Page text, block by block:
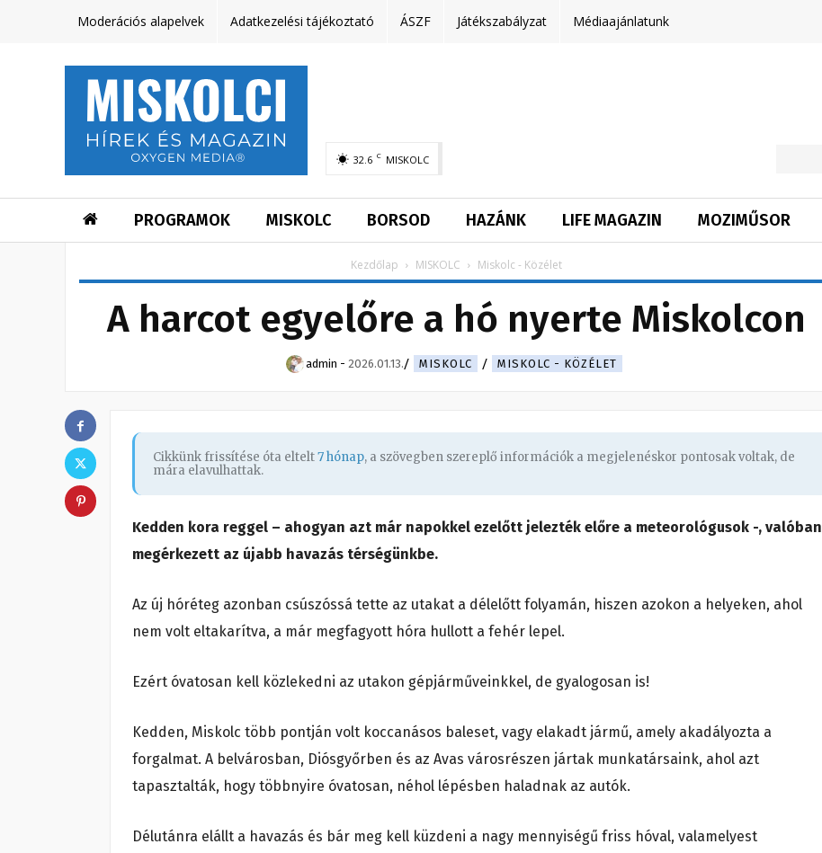
Moderációs alapelvek Adatkezelési tájékoztató ÁSZF Játékszabályzat Médiaajánlatunk
32.6 C MISKOLC
PROGRAMOK MISKOLC BORSOD HAZÁNK LIFE MAGAZIN MOZIMŰSOR
Kezdőlap MISKOLC Miskolc - Közélet
A harcot egyelőre a hó nyerte Miskolcon
admin - 2026.01.13. MISKOLC MISKOLC - KÖZÉLET
Cikkünk frissítése óta eltelt7 hónap, a szövegben szereplő információk a megjelenéskor pontosak voltak, de
mára elavulhattak.
Kedden kora reggel – ahogyan azt már napokkel ezelőtt jelezték előre a meteorológusok -, valóban
megérkezett az újabb havazás térségünkbe.
Az új hóréteg azonban csúszóssá tette az utakat a délelőtt folyamán, hiszen azokon a helyeken, ahol
nem volt eltakarítva, a már megfagyott hóra hullott a fehér lepel.
Ezért óvatosan kell közlekedni az utakon gépjárműveinkkel, de gyalogosan is!
Kedden, Miskolc több pontján volt koccanásos baleset, vagy elakadt jármű, amely akadályozta a
forgalmat. A belvárosban, Diósgyőrben és az Avas városrészen jártak munkatársaink, ahol azt
tapasztalták, hogy többnyire óvatosan, néhol lépésben haladnak az autók.
Délutánra elállt a havazás és bár meg kell küzdeni a nagy mennyiségű friss hóval, valamelyest